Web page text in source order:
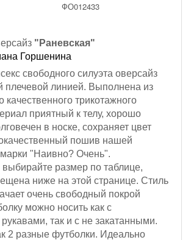
ФО012433
"Раневская"
Горшенина
свободного силуэта оверсайз
плечевой линией. Выполнена из
качественного трикотажного
приятный к телу, хорошо
в носке, сохраняет цвет
пошив нашей
"Наивно? Очень".
размер по таблице,
ниже на этой странице. Стиль
очень свободный покрой
можно носить как с
так и с не закатанными.
2 разные футболки. Идеально